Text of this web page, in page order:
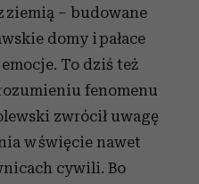
ziemią – budowane
domy i pałace
To dziś też
fenomenu
zwrócił uwagę
w święcie nawet
cywili. Bo